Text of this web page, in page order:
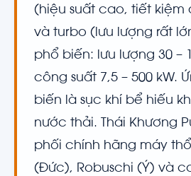
(hiệu suất cao, tiết kiệm
và turbo (lưu lượng rất
phổ biến: lưu lượng 30 –
công suất 7,5 – 500 kW.
biến là sục khí bể hiếu
nước thải. Thái Khương
phối chính hãng máy
(Đức), Robuschi (Ý) và